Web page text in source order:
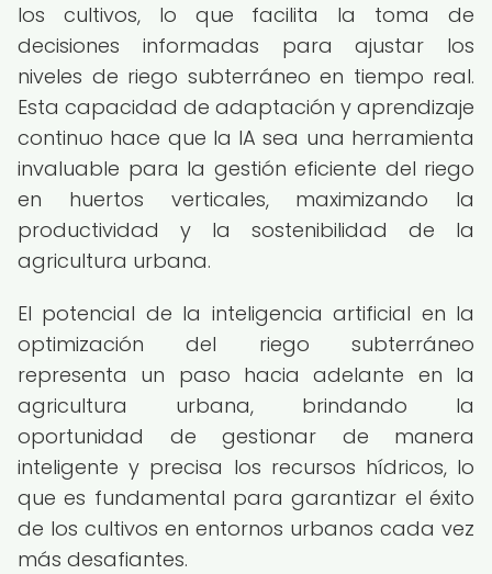
los cultivos, lo que facilita la toma de
decisiones informadas para ajustar los
niveles de riego subterráneo en tiempo real.
Esta capacidad de adaptación y aprendizaje
continuo hace que la IA sea una herramienta
invaluable para la gestión eficiente del riego
en huertos verticales, maximizando la
productividad y la sostenibilidad de la
agricultura urbana.
El potencial de la inteligencia artificial en la
optimización del riego subterráneo
representa un paso hacia adelante en la
agricultura urbana, brindando la
oportunidad de gestionar de manera
inteligente y precisa los recursos hídricos, lo
que es fundamental para garantizar el éxito
de los cultivos en entornos urbanos cada vez
más desafiantes.